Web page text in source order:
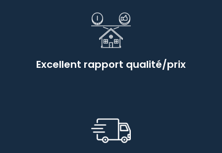
Excellent rapport qualité/prix